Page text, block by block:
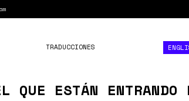
TRADUCCIONES
QUE ESTÁN